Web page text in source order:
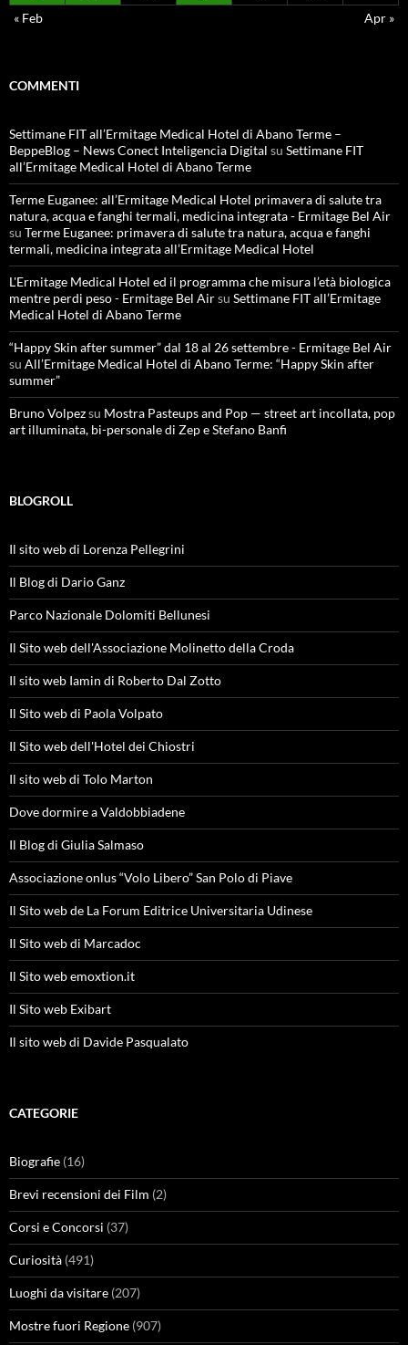
« Feb
Apr »
COMMENTI
Settimane FIT all’Ermitage Medical Hotel di Abano Terme –
BeppeBlog – News Conect Inteligencia Digital su Settimane FIT
all’Ermitage Medical Hotel di Abano Terme
Terme Euganee: all’Ermitage Medical Hotel primavera di salute tra
natura, acqua e fanghi termali, medicina integrata - Ermitage Bel Air
su Terme Euganee: primavera di salute tra natura, acqua e fanghi
termali, medicina integrata all’Ermitage Medical Hotel
L'Ermitage Medical Hotel ed il programma che misura l’età biologica
mentre perdi peso - Ermitage Bel Airsu Settimane FIT all’Ermitage
Medical Hotel di Abano Terme
“Happy Skin after summer” dal 18 al 26 settembre - Ermitage Bel Air
su All’Ermitage Medical Hotel di Abano Terme: “Happy Skin after
summer”
Bruno Volpezsu Mostra Pasteups and Pop — street art incollata, pop
art illuminata, bi-personale di Zep e Stefano Banfi
BLOGROLL
Il sito web di Lorenza Pellegrini
Il Blog di Dario Ganz
Parco Nazionale Dolomiti Bellunesi
Il Sito web dell'Associazione Molinetto della Croda
Il sito web Iamin di Roberto Dal Zotto
Il Sito web di Paola Volpato
Il Sito web dell'Hotel dei Chiostri
Il sito web di Tolo Marton
Dove dormire a Valdobbiadene
Il Blog di Giulia Salmaso
Associazione onlus “Volo Libero” San Polo di Piave
Il Sito web de La Forum Editrice Universitaria Udinese
Il Sito web di Marcadoc
Il Sito web emoxtion.it
Il Sito web Exibart
Il sito web di Davide Pasqualato
CATEGORIE
Biografie (16)
Brevi recensioni dei Film (2)
Corsi e Concorsi (37)
Curiosità (491)
Luoghi da visitare (207)
Mostre fuori Regione (907)